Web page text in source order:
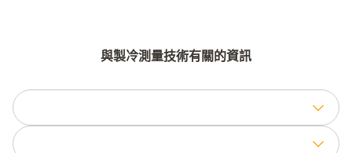
與製冷測量技術有關的資訊